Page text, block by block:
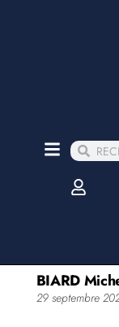
BIARD
29 septembre